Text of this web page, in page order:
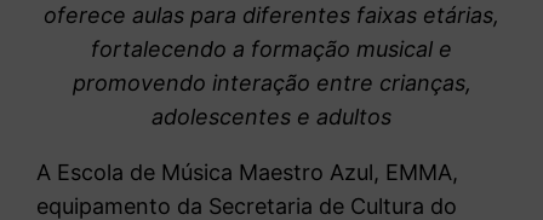
oferece aulas para diferentes faixas etárias,
fortalecendo a formação musical e
promovendo interação entre crianças,
adolescentes e adultos
A Escola de Música Maestro Azul, EMMA,
equipamento da Secretaria de Cultura do